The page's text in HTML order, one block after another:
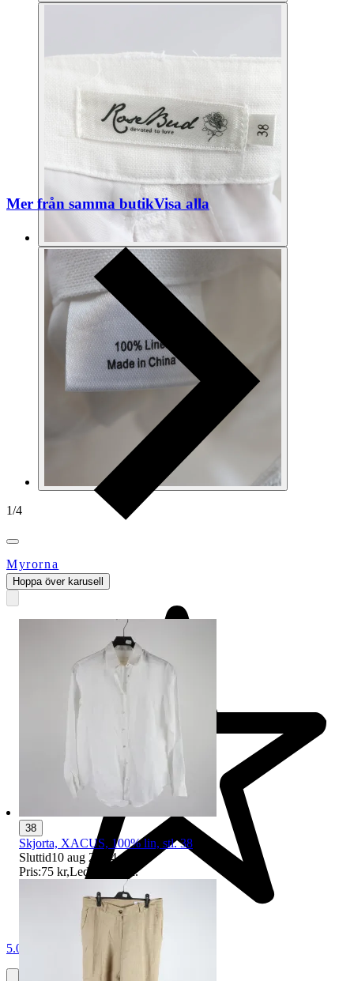
1/4
Myrorna
5.0
Mer från samma butikVisa alla
Hoppa över karusell
38
Skjorta, XACUS, 100% lin, stl. 38
Sluttid10 aug 20:04.
Pris:75 kr,Ledande bud.